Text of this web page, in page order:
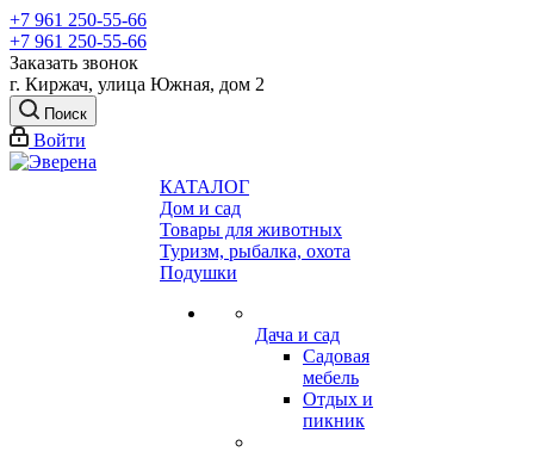
+7 961 250-55-66
+7 961 250-55-66
Заказать звонок
г. Киржач, улица Южная, дом 2
Поиск
Войти
КАТАЛОГ
Дом и сад
Товары для животных
Туризм, рыбалка, охота
Подушки
Дача и сад
Садовая
мебель
Отдых и
пикник